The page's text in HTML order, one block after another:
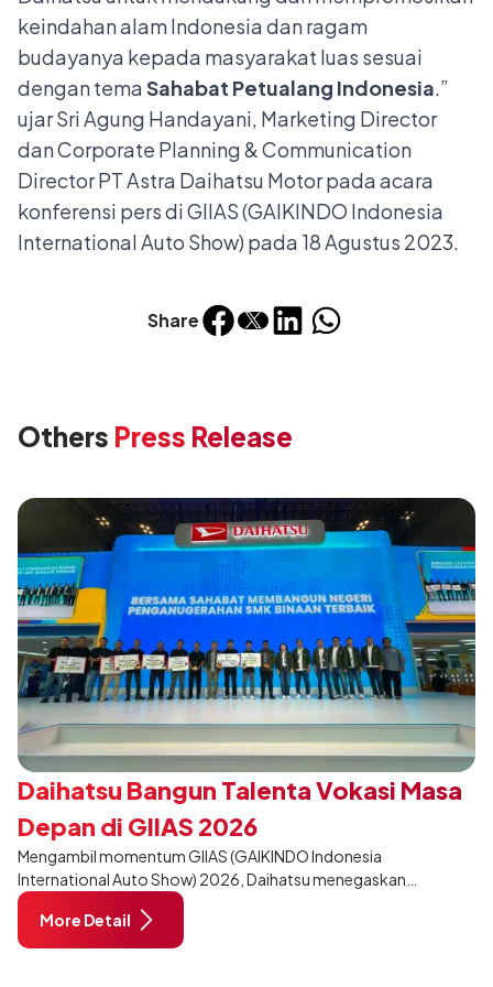
Share
keindahan alam Indonesia dan ragam
budayanya kepada masyarakat luas sesuai
dengan temaSahabat Petualang Indonesia.”
ujar Sri Agung Handayani, Marketing Director
dan Corporate Planning & Communication
Director PT Astra Daihatsu Motor pada acara
konferensi pers di GIIAS (GAIKINDO Indonesia
International Auto Show) pada 18 Agustus 2023.
Others Press Release
Daihatsu Bangun Talenta Vokasi Masa
Depan di GIIAS 2026
Mengambil momentum GIIAS (GAIKINDO Indonesia
International Auto Show) 2026, Daihatsu menegaskan
komitmennya dalam meningkatkan kualitas SDM (Sumber Daya
Manusia) melalui pendidikan vokasi bertema “Bersama Sahabat
Membangun Negeri”. Komitmen ini diwujudkan melalui ajang
More Detail